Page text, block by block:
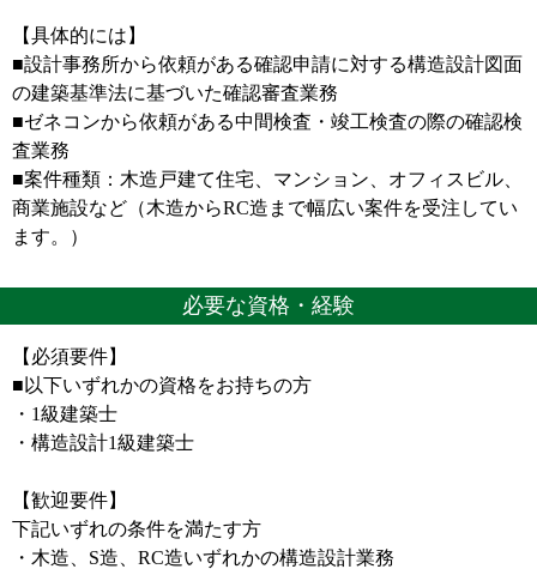
【具体的には】
■設計事務所から依頼がある確認申請に対する構造設計図面
の建築基準法に基づいた確認審査業務
■ゼネコンから依頼がある中間検査・竣工検査の際の確認検
査業務
■案件種類：木造戸建て住宅、マンション、オフィスビル、
商業施設など（木造からRC造まで幅広い案件を受注してい
ます。）
必要な資格・経験
【必須要件】
■以下いずれかの資格をお持ちの方
・1級建築士
・構造設計1級建築士
【歓迎要件】
下記いずれの条件を満たす方
・木造、S造、RC造いずれかの構造設計業務